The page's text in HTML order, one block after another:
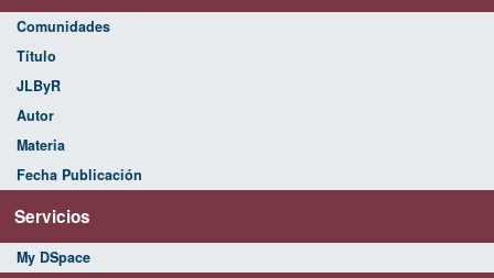
Comunidades
Título
JLByR
Autor
Materia
Fecha Publicación
Servicios
My DSpace